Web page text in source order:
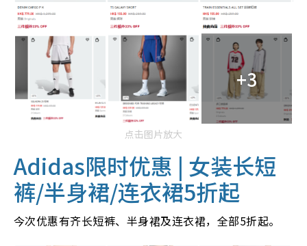
+3
点击图片放大
Adidas限时优惠 | 女装长短
裤/半身裙/连衣裙5折起
今次优惠有齐长短裤、半身裙及连衣裙，全部5折起。